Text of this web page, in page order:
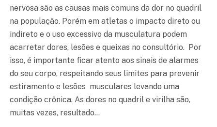
nervosa são as causas mais comuns da dor no quadril
na população. Porém em atletas o impacto direto ou
indireto e o uso excessivo da musculatura podem
acarretar dores, lesões e queixas no consultório. Por
isso, é importante ficar atento aos sinais de alarmes
do seu corpo, respeitando seus limites para prevenir
estiramento e lesões musculares levando uma
condição crônica. As dores no quadril e virilha são,
muitas vezes, resultado…